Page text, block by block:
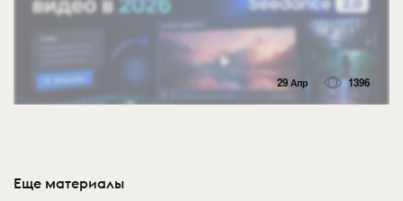
29 Апр 1396
Еще материалы